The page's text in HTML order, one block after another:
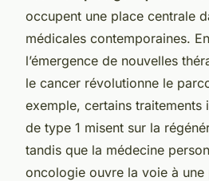
occupent une place centrale
médicales contemporaines.
l’émergence de nouvelles
le cancer révolutionne le
exemple, certains traitements
de type 1 misent sur la
tandis que la médecine
oncologie ouvre la voie à une